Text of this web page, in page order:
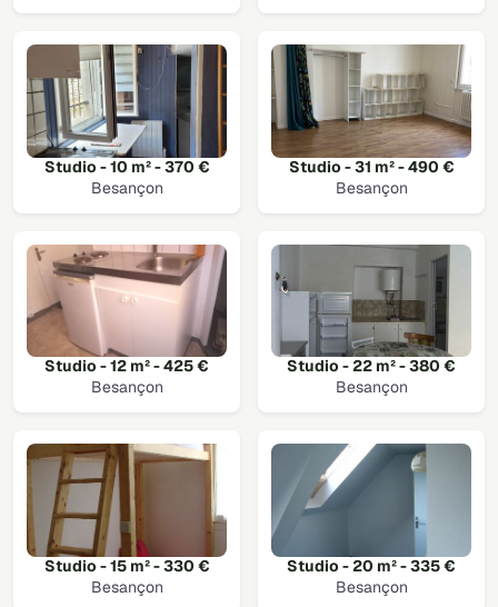
Studio - 10 m² - 370 €
Besançon
Studio - 31 m² - 490 €
Besançon
Studio - 12 m² - 425 €
Besançon
Studio - 22 m² - 380 €
Besançon
Studio - 15 m² - 330 €
Besançon
Studio - 20 m² - 335 €
Besançon